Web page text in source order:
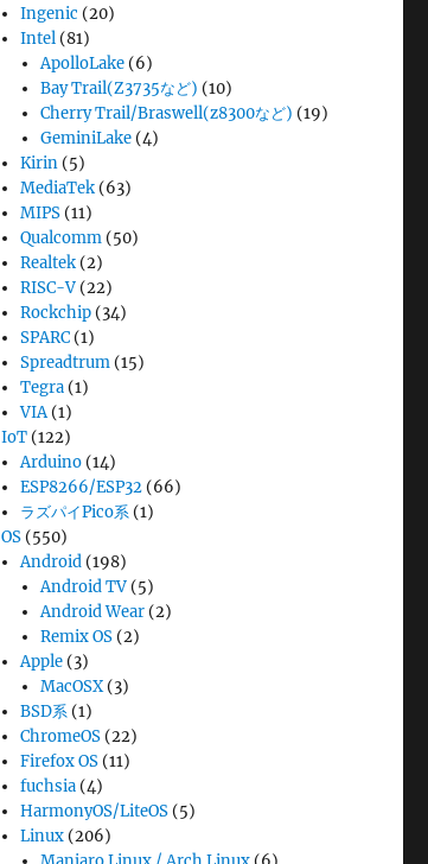
Ingenic (20)
Intel (81)
ApolloLake(6)
Bay Trail(Z3735など) (10)
Cherry Trail/Braswell(z8300など) (19)
GeminiLake(4)
Kirin (5)
MediaTek (63)
MIPS (11)
Qualcomm (50)
Realtek (2)
RISC-V (22)
Rockchip (34)
SPARC (1)
Spreadtrum (15)
Tegra (1)
VIA(1)
IoT (122)
Arduino (14)
ESP8266/ESP32 (66)
ラズパイPico系 (1)
OS (550)
Android (198)
Android TV(5)
Android Wear(2)
Remix OS(2)
Apple (3)
MacOSX(3)
BSD系 (1)
ChromeOS (22)
Firefox OS (11)
fuchsia (4)
HarmonyOS/LiteOS (5)
Linux (206)